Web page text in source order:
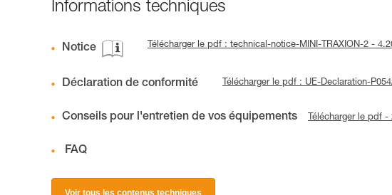
Informations techniques
Notice Télécharger le pdf : technical-notice-MINI-TRAXION-2 -
Déclaration de conformité Télécharger le pdf : UE-Declaration-
Conseils pour l'entretien de vos équipements Télécharger le pdf -
FAQ